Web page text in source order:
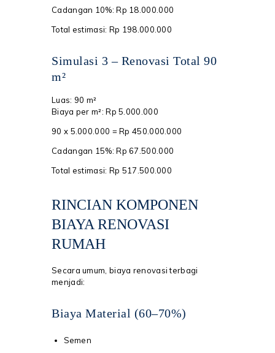
Cadangan 10%: Rp 18.000.000
Total estimasi: Rp 198.000.000
Simulasi 3 – Renovasi Total 90
m²
Luas: 90 m²
Biaya per m²: Rp 5.000.000
90 x 5.000.000 = Rp 450.000.000
Cadangan 15%: Rp 67.500.000
Total estimasi: Rp 517.500.000
RINCIAN KOMPONEN
BIAYA RENOVASI
RUMAH
Secara umum, biaya renovasi terbagi
menjadi:
Biaya Material (60–70%)
Semen